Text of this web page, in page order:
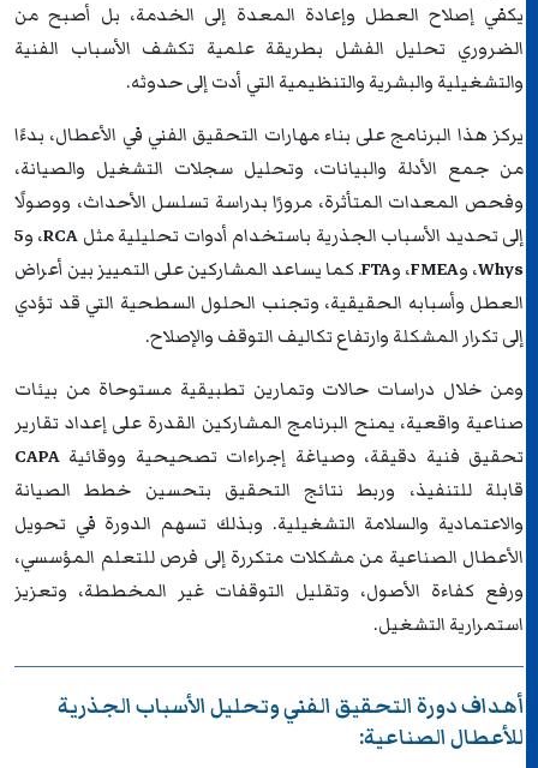
يكفي إصلاح العطل وإعادة المعدة إلى الخدمة، بل أصبح من
الضروري تحليل الفشل بطريقة علمية تكشف الأسباب الفنية
والتشغيلية والبشرية والتنظيمية التي أدت إلى حدوثه.
يركز هذا البرنامج على بناء مهارات التحقيق الفني في الأعطال، بدءًا
من جمع الأدلة والبيانات، وتحليل سجلات التشغيل والصيانة،
وفحص المعدات المتأثرة، مرورًا بدراسة تسلسل الأحداث، ووصولًا
إلى تحديد الأسباب الجذرية باستخدام أدوات تحليلية مثلRCA، و 5
Whys، و FMEA، و FTA. كما يساعد المشاركين على التمييز بين أعراض
العطل وأسبابه الحقيقية، وتجنب الحلول السطحية التي قد تؤدي
إلى تكرار المشكلة وارتفاع تكاليف التوقف والإصلاح.
ومن خلال دراسات حالات وتمارين تطبيقية مستوحاة من بيئات
صناعية واقعية، يمنح البرنامج المشاركين القدرة على إعداد تقارير
تحقيق فنية دقيقة، وصياغة إجراءات تصحيحية ووقائيةCAPA
قابلة للتنفيذ، وربط نتائج التحقيق بتحسين خطط الصيانة
والاعتمادية والسلامة التشغيلية. وبذلك تسهم الدورة في تحويل
الأعطال الصناعية من مشكلات متكررة إلى فرص للتعلم المؤسسي،
ورفع كفاءة الأصول، وتقليل التوقفات غير المخططة، وتعزيز
استمرارية التشغيل.
أهداف دورة التحقيق الفني وتحليل الأسباب الجذرية
للأعطال الصناعية: